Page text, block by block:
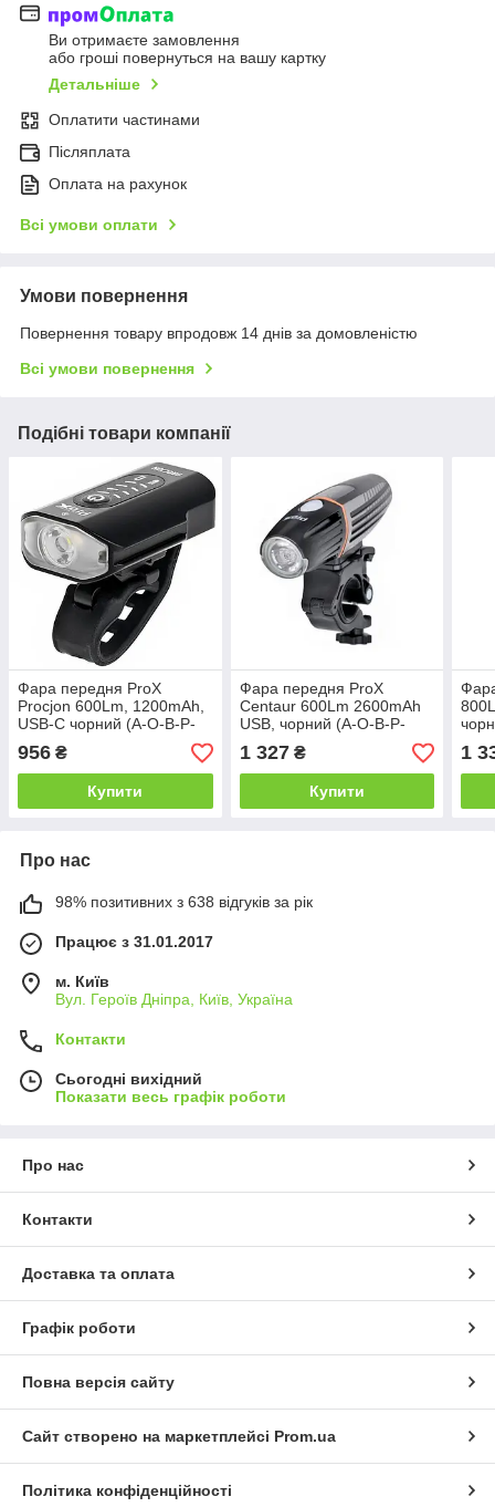
Ви отримаєте замовлення
або гроші повернуться на вашу картку
Детальніше
Оплатити частинами
Післяплата
Оплата на рахунок
Всі умови оплати
Умови повернення
Повернення товару впродовж 14 днів за домовленістю
Всі умови повернення
Подібні товари компанії
Фара передня ProX
Procjon 600Lm, 1200mAh,
USB-C чорний (A-O-B-P-
0491)
956 ₴
Купити
Фара передня ProX
Centaur 600Lm 2600mAh
USB, чорний (A-O-B-P-
0397)
1 327₴
Купити
1
Про нас
98% позитивних з 638 відгуків за рік
Працює з 31.01.2017
м. Київ
Вул. Героїв Дніпра, Київ, Україна
Контакти
Сьогодні вихідний
Показати весь графік роботи
Про нас
Контакти
Доставка та оплата
Графік роботи
Повна версія сайту
Сайт створено на маркетплейсі Prom.ua
Політика конфіденційності